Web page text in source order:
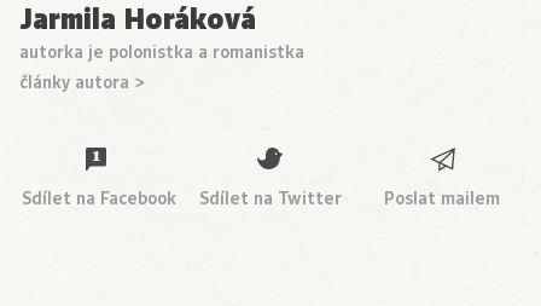
Jarmila Horáková
autorka je polonistka a romanistka
články autora >
Sdílet na Facebook Sdílet na Twitter Poslat mailem